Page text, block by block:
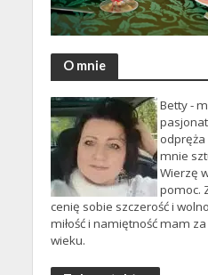
O mnie
Betty -
odpręża
mnie
Wierzę
pomoc.
cenię sobie szczerość i
miłość i namiętność mam
wieku.